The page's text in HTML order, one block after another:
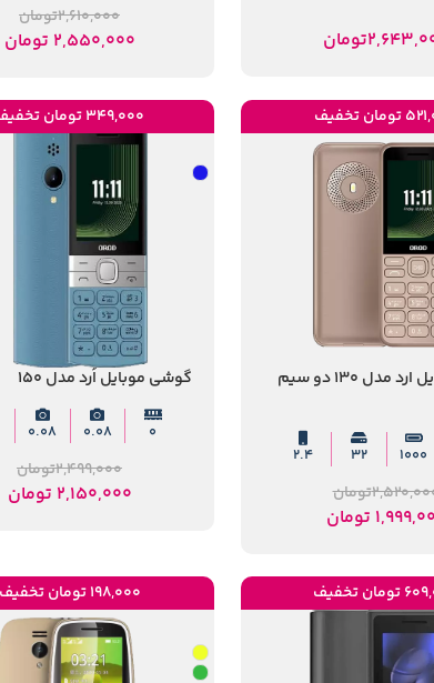
تومان
2,610,000تومان
2,550,000 تومان
گوشی موبایل ارد مدل 130 دو سیم‌
1000
32
2.4
تومان
تومان
تخفیف
گوشی موبایل اُرد مدل 150
0
0.08
0.08
2,499,000تومان
2,150,000 تومان
349,000 تومان تخفیف
تخفیف 198,000 تومان تخفیف